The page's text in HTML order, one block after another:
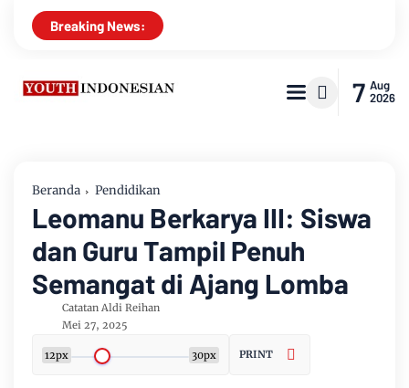
Breaking News:
7 Aug
2026
Beranda Pendidikan
Leomanu Berkarya III: Siswa
dan Guru Tampil Penuh
Semangat di Ajang Lomba
Catatan Aldi Reihan
Mei 27, 2025
12px 30px PRINT